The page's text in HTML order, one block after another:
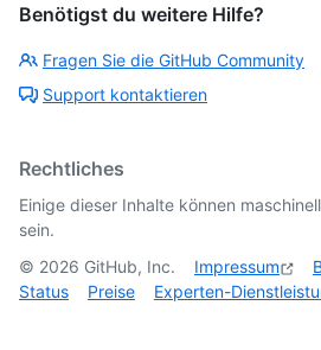
Benötigst du weitere Hilfe?
Fragen Sie die GitHub Community
Support kontaktieren
Rechtliches
Einige dieser Inhalte können
sein.
© 2026 GitHub, Inc. Impressum
Status
Preise Experten-